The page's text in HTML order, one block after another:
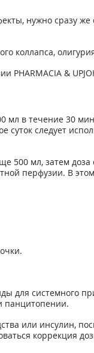
нужно сразу же
коллапса,
PHARMACIA &
мл в течение 30
суток следует
500 мл, затем доза
перфузии. В
для системного
панцитопении.
или инсулин,
коррекция